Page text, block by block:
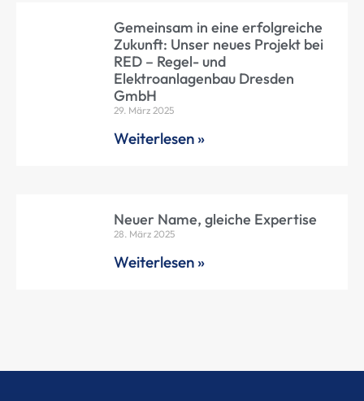
Gemeinsam in eine erfolgreiche
Zukunft: Unser neues Projekt bei
RED – Regel- und
Elektroanlagenbau Dresden
GmbH
29. März 2025
Weiterlesen »
Neuer Name, gleiche Expertise
28. März 2025
Weiterlesen »